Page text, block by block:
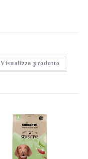
Visualizza prodotto